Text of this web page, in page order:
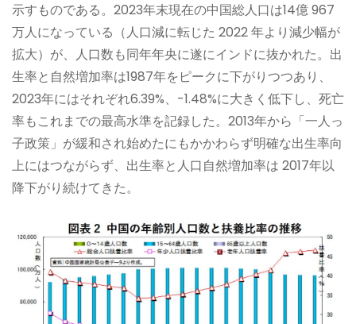
示すものである。2023年末現在の中国総人口は14億 967
万人になっている（人口減に転じた 2022 年より減少幅が
拡大）が、人口数も同年年央に遂にインドに抜かれた。出
生率と自然増加率は1987年をピークに下がりつつあり、
2023年にはそれぞれ6.39%、-1.48%に大きく低下し、死亡
率もこれまでの最高水準を記録した。2013年から「一人っ
子政策」が緩和され始めたにもかかわらず明確な出生率向
上にはつながらず、出生率と人口自然増加率は 2017年以
降下がり続けてきた。